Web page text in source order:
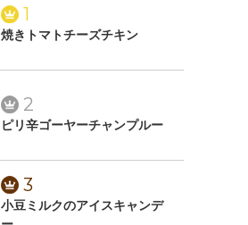
1
焼きトマトチーズチキン
2
ピリ辛ゴーヤーチャンプルー
3
小豆ミルクのアイスキャンデ